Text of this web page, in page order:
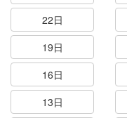
22日
19日
16日
13日